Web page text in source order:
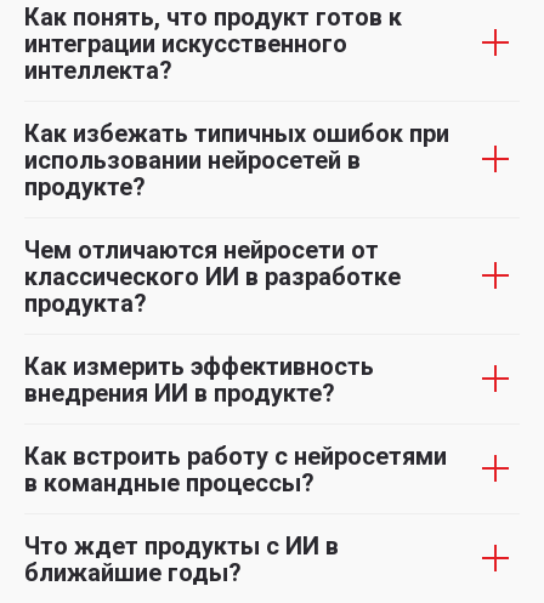
Как понять, что продукт готов к
интеграции искусственного
интеллекта?
Как избежать типичных ошибок при
использовании нейросетей в
продукте?
Чем отличаются нейросети от
классического ИИ в разработке
продукта?
Как измерить эффективность
внедрения ИИ в продукте?
Как встроить работу с нейросетями
в командные процессы?
Что ждет продукты с ИИ в
ближайшие годы?